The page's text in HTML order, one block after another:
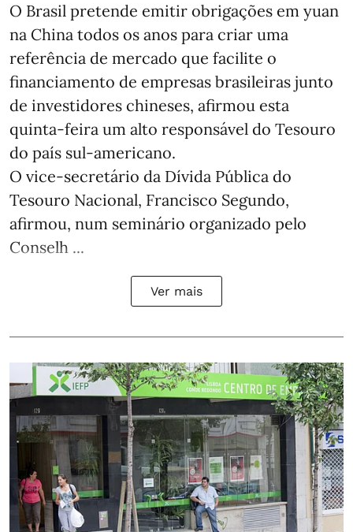
O Brasil pretende emitir obrigações em yuan
na China todos os anos para criar uma
referência de mercado que facilite o
financiamento de empresas brasileiras junto
de investidores chineses, afirmou esta
quinta-feira um alto responsável do Tesouro
do país sul-americano.
O vice-secretário da Dívida Pública do
Tesouro Nacional, Francisco Segundo,
afirmou, num seminário organizado pelo
Conselh ...
Ver mais